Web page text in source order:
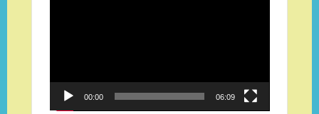
00:00 06:09